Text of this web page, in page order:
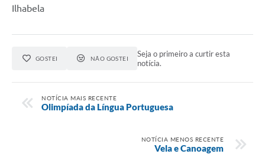
Ilhabela
GOSTEI NÃO GOSTEI
Seja o primeiro a curtir esta
notícia.
NOTÍCIA MAIS RECENTE
Olimpíada da Língua Portuguesa
NOTÍCIA MENOS RECENTE
Vela e Canoagem